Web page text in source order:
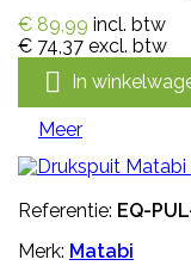
€ 89,99 incl. btw
€ 74,37 excl. btw
 In
Meer
Referentie: EQ-
Merk: Matabi